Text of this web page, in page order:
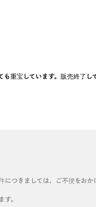
重宝しています。販売終了し
つきましては、ご不便をお
す。